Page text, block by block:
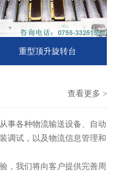
重型顶升旋转台
查看更多 >
事各种物流输送设备、自动
调试，以及物流信息管理和
，我们将向客户提供完善周